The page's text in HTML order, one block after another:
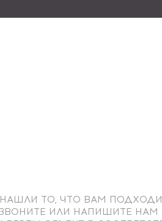
ТО, ЧТО ВАМ
ИЛИ НАПИШИТЕ